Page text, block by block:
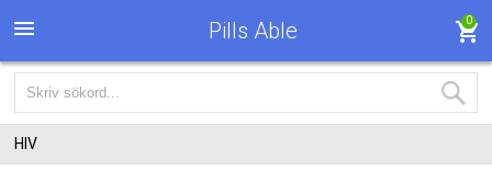
Pills Able 0
HIV